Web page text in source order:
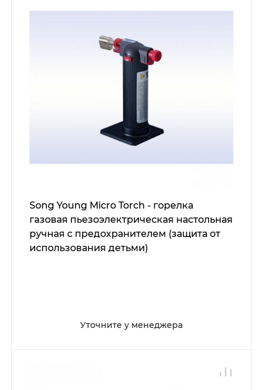
Song Young Micro Torch - горелка
газовая пьезоэлектрическая настольная
ручная с предохранителем (защита от
использования детьми)
Уточните у менеджера